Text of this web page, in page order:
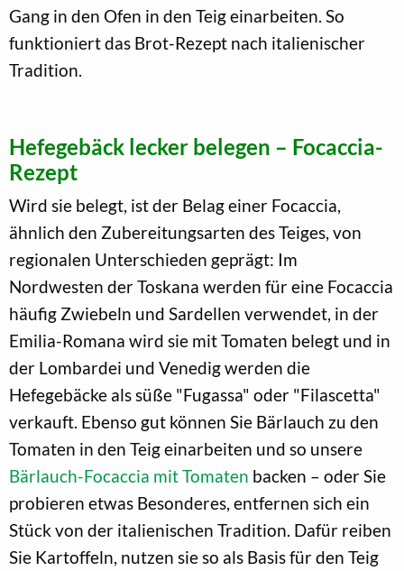
Gang in den Ofen in den Teig einarbeiten. So
funktioniert das Brot-Rezept nach italienischer
Tradition.
Hefegebäck lecker belegen – Focaccia-
Rezept
Wird sie belegt, ist der Belag einer Focaccia,
ähnlich den Zubereitungsarten des Teiges, von
regionalen Unterschieden geprägt: Im
Nordwesten der Toskana werden für eine Focaccia
häufig Zwiebeln und Sardellen verwendet, in der
Emilia-Romana wird sie mit Tomaten belegt und in
der Lombardei und Venedig werden die
Hefegebäcke als süße "Fugassa" oder "Filascetta"
verkauft. Ebenso gut können Sie Bärlauch zu den
Tomaten in den Teig einarbeiten und so unsere
Bärlauch-Focaccia mit Tomaten backen – oder Sie
probieren etwas Besonderes, entfernen sich ein
Stück von der italienischen Tradition. Dafür reiben
Sie Kartoffeln, nutzen sie so als Basis für den Teig